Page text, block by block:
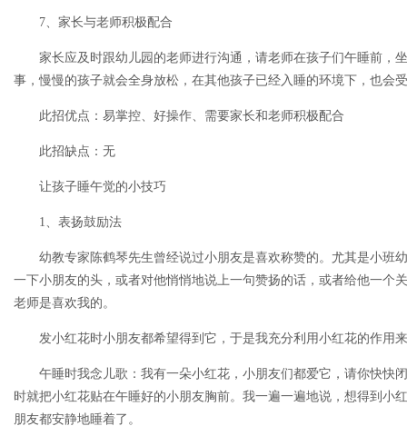
7、家长与老师积极配合
家长应及时跟幼儿园的老师进行沟通，请老师在孩子们午睡前，
事，慢慢的孩子就会全身放松，在其他孩子已经入睡的环境下，也会
此招优点：易掌控、好操作、需要家长和老师积极配合
此招缺点：无
让孩子睡午觉的小技巧
1、表扬鼓励法
幼教专家陈鹤琴先生曾经说过小朋友是喜欢称赞的。尤其是小班
一下小朋友的头，或者对他悄悄地说上一句赞扬的话，或者给他一个
老师是喜欢我的。
发小红花时小朋友都希望得到它，于是我充分利用小红花的作用
午睡时我念儿歌：我有一朵小红花，小朋友们都爱它，请你快快
时就把小红花贴在午睡好的小朋友胸前。我一遍一遍地说，想得到小
朋友都安静地睡着了。